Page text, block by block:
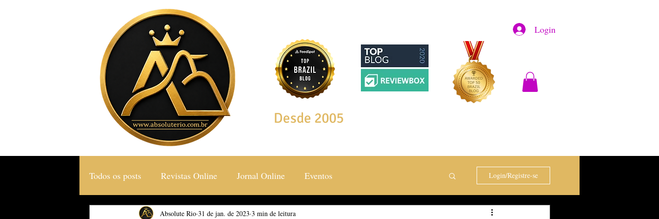
Login
Desde 2005
Todos os posts Revistas Online Jornal Online Eventos
Gastronomia & Turismo Social & Estilos Saúde & Bem Estar
Login/Registre-se
Absolute Rio 31 de jan. de 2023 3 min de leitura